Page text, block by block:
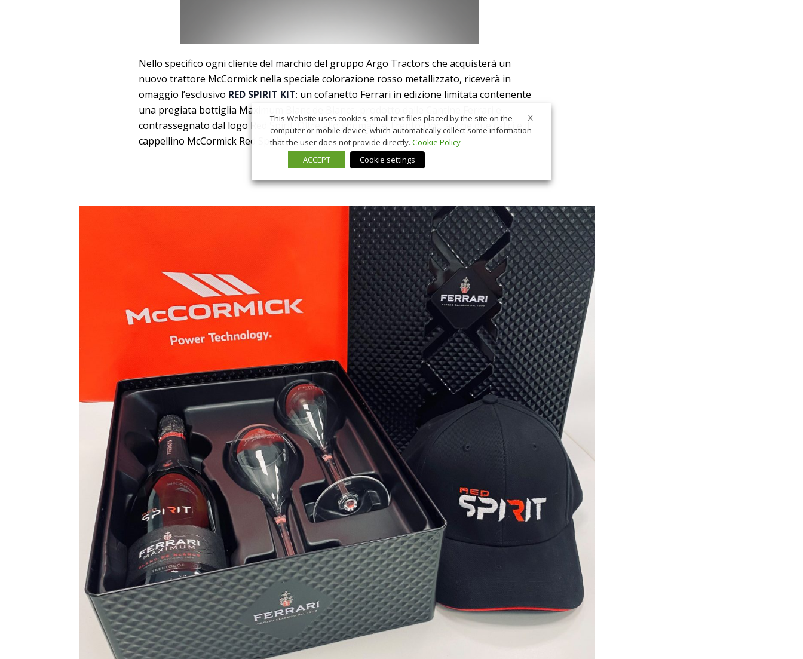
Nello specifico ogni cliente del marchio del gruppo Argo Tractors che acquisterà un
nuovo trattore McCormick nella speciale colorazione rosso metallizzato, riceverà in
omaggio l’esclusivo RED SPIRIT KIT: un cofanetto Ferrari in edizione limitata contenente
una pregiata bottiglia Maximum Blanc de Blancs, prodotto dalle Cantine Ferrari e
contrassegnato dal logo Red Spirit. Oltre allo spumante Trento Doc, anche due calici e il
cappellino McCormick Red Spirit.
X
This Website uses cookies, small text files placed by the site on the
computer or mobile device, which automatically collect some information
that the user does not provide directly. Cookie Policy
ACCEPT
Cookie settings